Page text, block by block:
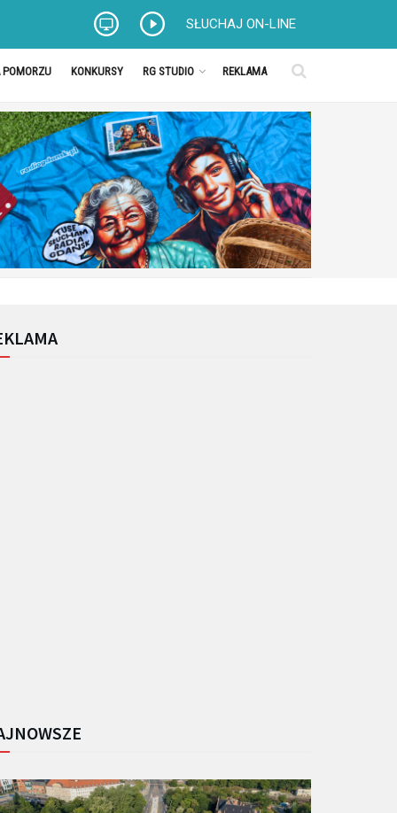
SŁUCHAJ ON-LINE
KONKURSY RG STUDIO REKLAMA